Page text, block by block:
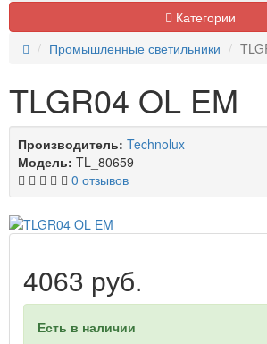
Категории
Промышленные светильники
TLGR04 OL EM
Производитель: Technolux
Модель: TL_80659
0 отзывов
4063 руб.
Есть в наличии